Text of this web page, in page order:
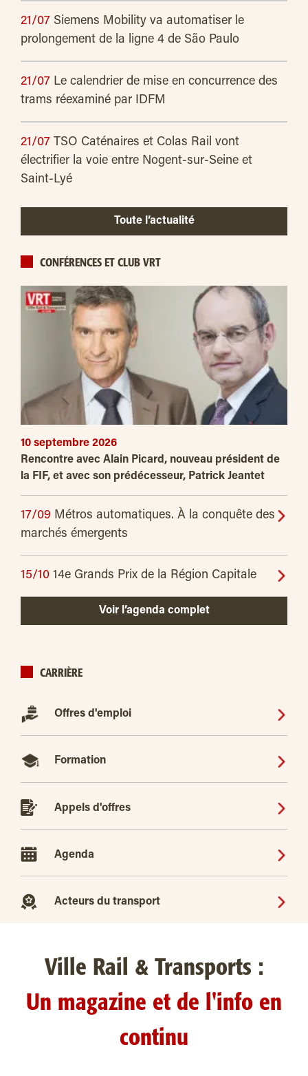
21/07 Siemens Mobility va automatiser le
prolongement de la ligne 4 de São Paulo
21/07 Le calendrier de mise en concurrence des
trams réexaminé par IDFM
21/07 TSO Caténaires et Colas Rail vont
électrifier la voie entre Nogent-sur-Seine et
Saint-Lyé
Toute l’actualité
CONFÉRENCES ET CLUB VRT
10 septembre 2026
Rencontre avec Alain Picard, nouveau président de
la FIF, et avec son prédécesseur, Patrick Jeantet
17/09 Métros automatiques. À la conquête des
marchés émergents
15/10 14e Grands Prix de la Région Capitale
Voir l’agenda complet
CARRIÈRE
Offres d'emploi
Formation
Appels d'offres
Agenda
Acteurs du transport
Ville Rail & Transports :
Un magazine et de l'info en
continu